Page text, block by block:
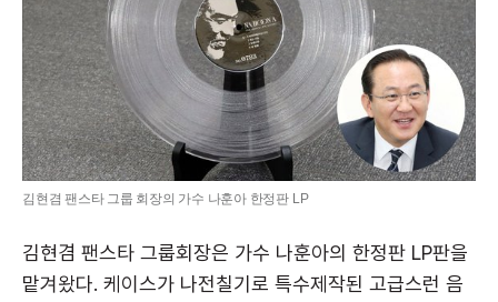
김현겸 팬스타 그룹 회장의 가수 나훈아 한정판 LP
김현겸 팬스타 그룹회장은 가수 나훈아의 한정판 LP판을
맡겨왔다. 케이스가 나전칠기로 특수제작된 고급스런 음